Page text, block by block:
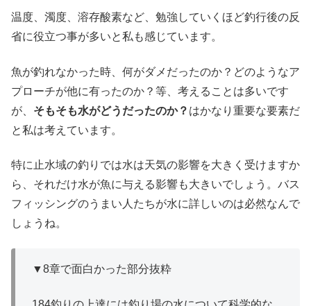
温度、濁度、溶存酸素など、勉強していくほど釣行後の反
省に役立つ事が多いと私も感じています。
魚が釣れなかった時、何がダメだったのか？どのようなア
プローチが他に有ったのか？等、考えることは多いです
が、 そもそも水がどうだったのか？ はかなり重要な要素だ
と私は考えています。
特に止水域の釣りでは水は天気の影響を大きく受けますか
ら、それだけ水が魚に与える影響も大きいでしょう。バス
フィッシングのうまい人たちが水に詳しいのは必然なんで
しょうね。
▼8章で面白かった部分抜粋